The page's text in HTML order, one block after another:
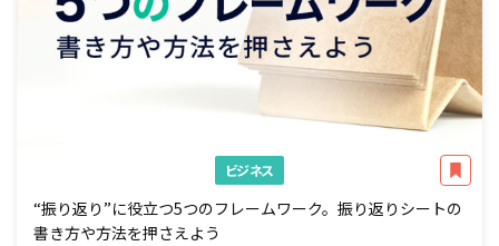
ビジネス
“振り返り”に役立つ5つのフレームワーク。振り返りシートの
書き方や方法を押さえよう